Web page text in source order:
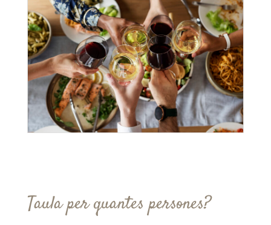
Taula per quantes persones?